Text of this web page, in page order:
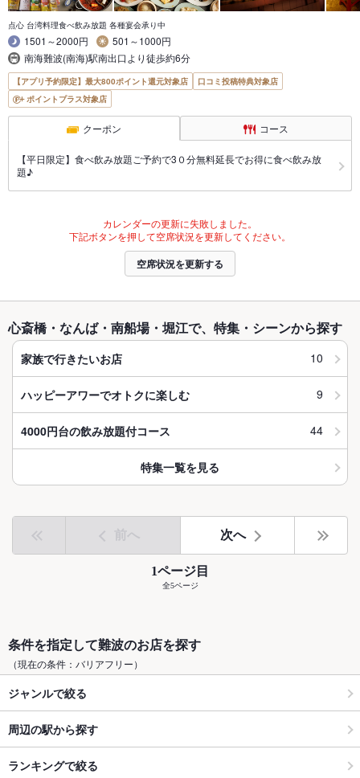
点心 台湾料理食べ飲み放題 各種宴会承り中
1501～2000円
501～1000円
南海難波(南海)駅南出口より徒歩約6分
【アプリ予約限定】最大800ポイント還元対象店
口コミ投稿特典対象店
ポイントプラス対象店
クーポン コース
【平日限定】食べ飲み放題ご予約で3０分無料延長でお得に食べ飲み放
題♪
カレンダーの更新に失敗しました。
下記ボタンを押して空席状況を更新してください。
空席状況を更新する
心斎橋・なんば・南船場・堀江で、特集・シーンから探す
家族で行きたいお店 10
ハッピーアワーでオトクに楽しむ 9
4000円台の飲み放題付コース 44
特集一覧を見る
前へ 次へ
1ページ目
全5ページ
条件を指定して難波のお店を探す
（現在の条件：バリアフリー）
ジャンルで絞る
周辺の駅から探す
ランキングで絞る